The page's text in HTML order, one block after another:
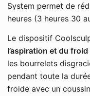
System permet de
heures (3 heures 30
Le dispositif
l’aspiration et du froid
les bourrelets
pendant toute la
froide avec un